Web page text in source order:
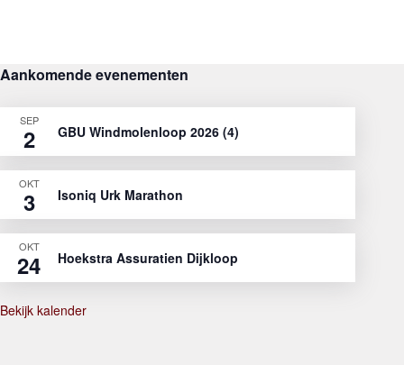
Aankomende evenementen
SEP
2 GBU Windmolenloop 2026 (4)
OKT
3 Isoniq Urk Marathon
OKT
24 Hoekstra Assuratien Dijkloop
Bekijk kalender